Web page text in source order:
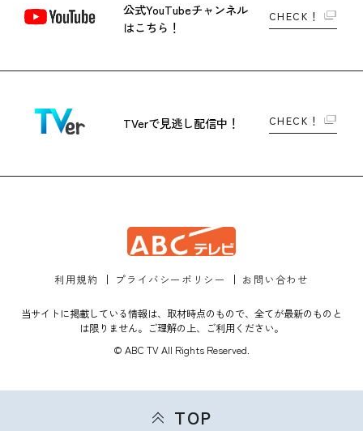
公式YouTubeチャンネル
はこちら！
CHECK！
TVerで見逃し配信中！ CHECK！
利用規約 プライバシーポリシー お問い合わせ
当サイトに掲載している情報は、取材時点のもので、全てが最新のものと
は限りません。ご理解の上、ご利用ください。
© ABC TV All Rights Reserved.
TOP